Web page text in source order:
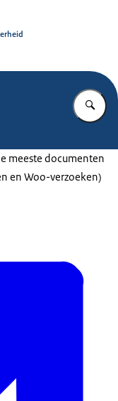
meeste documenten
en Woo-verzoeken)